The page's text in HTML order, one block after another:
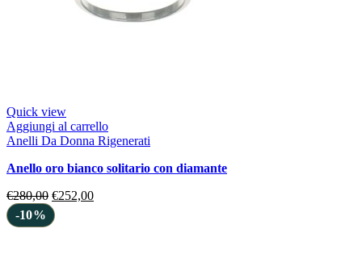
Quick view
Aggiungi al carrello
Anelli Da Donna Rigenerati
anello oro bianco solitario con diamante
€280,00 €252,00
-10%